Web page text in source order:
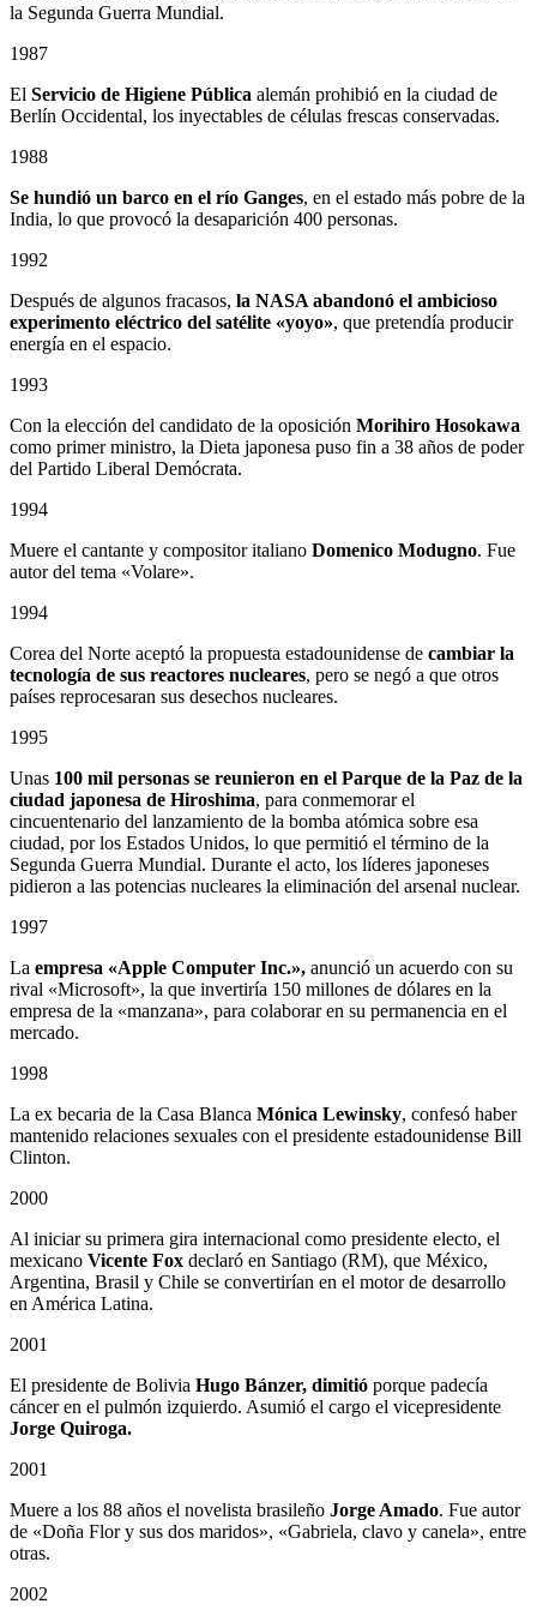
la Segunda Guerra Mundial.
1987
El Servicio de Higiene Pública alemán prohibió en la ciudad de
Berlín Occidental, los inyectables de células frescas conservadas.
1988
Se hundió un barco en el río Ganges, en el estado más pobre de la
India, lo que provocó la desaparición 400 personas.
1992
Después de algunos fracasos, la NASA abandonó el ambicioso
experimento eléctrico del satélite «yoyo», que pretendía producir
energía en el espacio.
1993
Con la elección del candidato de la oposición Morihiro Hosokawa
como primer ministro, la Dieta japonesa puso fin a 38 años de poder
del Partido Liberal Demócrata.
1994
Muere el cantante y compositor italiano Domenico Modugno. Fue
autor del tema «Volare».
1994
Corea del Norte aceptó la propuesta estadounidense de cambiar la
tecnología de sus reactores nucleares, pero se negó a que otros
países reprocesaran sus desechos nucleares.
1995
Unas 100 mil personas se reunieron en el Parque de la Paz de la
ciudad japonesa de Hiroshima, para conmemorar el
cincuentenario del lanzamiento de la bomba atómica sobre esa
ciudad, por los Estados Unidos, lo que permitió el término de la
Segunda Guerra Mundial. Durante el acto, los líderes japoneses
pidieron a las potencias nucleares la eliminación del arsenal nuclear.
1997
La empresa «Apple Computer Inc.», anunció un acuerdo con su
rival «Microsoft», la que invertiría 150 millones de dólares en la
empresa de la «manzana», para colaborar en su permanencia en el
mercado.
1998
La ex becaria de la Casa Blanca Mónica Lewinsky, confesó haber
mantenido relaciones sexuales con el presidente estadounidense Bill
Clinton.
2000
Al iniciar su primera gira internacional como presidente electo, el
mexicano Vicente Fox declaró en Santiago (RM), que México,
Argentina, Brasil y Chile se convertirían en el motor de desarrollo
en América Latina.
2001
El presidente de Bolivia Hugo Bánzer, dimitió porque padecía
cáncer en el pulmón izquierdo. Asumió el cargo el vicepresidente
Jorge Quiroga.
2001
Muere a los 88 años el novelista brasileño Jorge Amado. Fue autor
de «Doña Flor y sus dos maridos», «Gabriela, clavo y canela», entre
otras.
2002